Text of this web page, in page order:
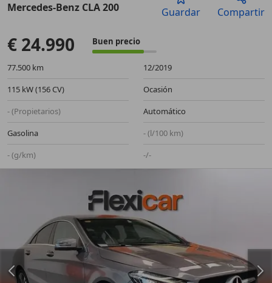
Mercedes-Benz CLA 200 Guardar Compartir
€ 24.990 Buen precio
77.500 km
12/2019
115 kW (156 CV)
Ocasión
- (Propietarios)
Automático
Gasolina
- (l/100 km)
- (g/km)
-/-